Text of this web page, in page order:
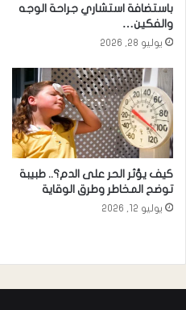
باستضافة استشاري جراحة الوجه
والفكين…
يوليو 28, 2026
كيف يؤثر الحر على الدم؟.. طبيبة
توضح المخاطر وطرق الوقاية
يوليو 12, 2026